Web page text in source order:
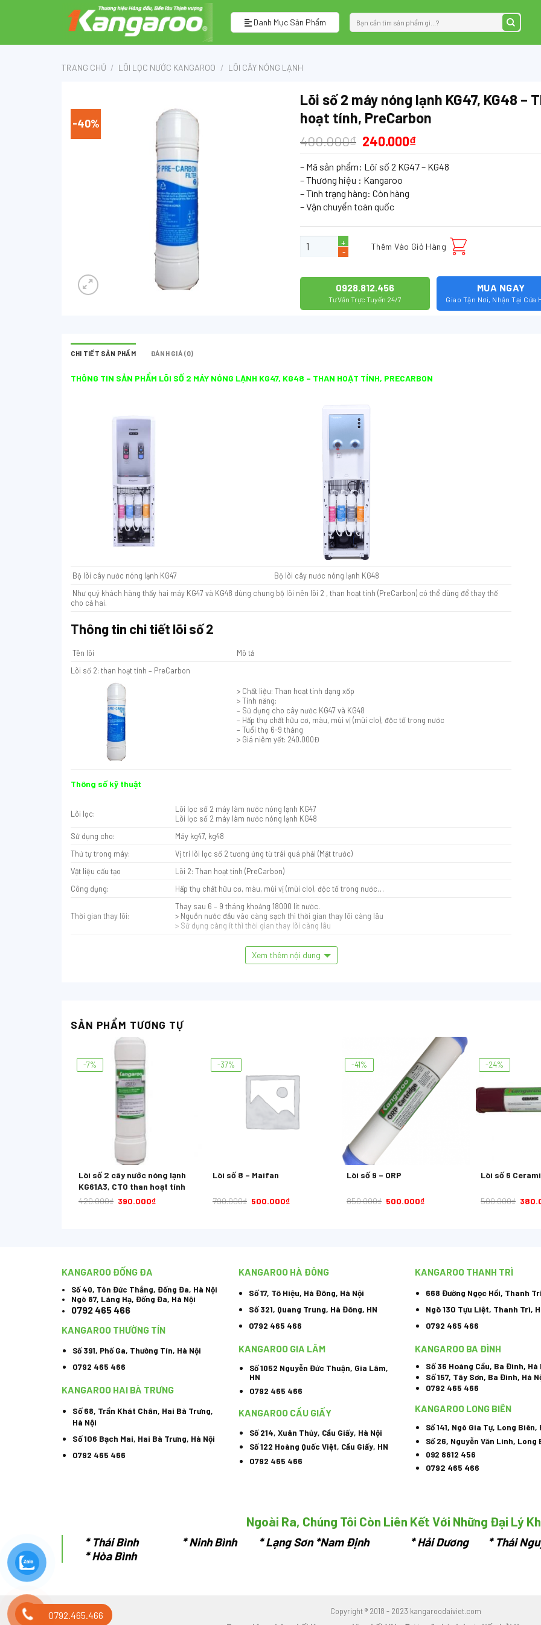
Danh Mục Sản Phẩm
kiếm:
TRANG CHỦ / LÕI LỌC NƯỚC KANGAROO / LÕI CÂY NÓNG LẠNH
-40%
Lõi số 2 máy nóng lạnh KG47, KG48 –
hoạt tính, PreCarbon
400.000₫ 240.000₫
– Mã sản phẩm: Lõi số 2 KG47 – KG48
– Thương hiệu : Kangaroo
– Tình trạng hàng: Còn hàng
– Vận chuyển toàn quốc
Lõi số 2 máy nóng lạnh KG47, KG48 - Than hoạt tính, PreCarbon số
Thêm Vào Giỏ Hàng
0928.812.456
Tư Vấn Trực Tuyến 24/7
MUA NGAY
Giao Tận Nơi, Nhận Tại Cửa
CHI TIẾT SẢN PHẨM ĐÁNH GIÁ (0)
THÔNG TIN SẢN PHẨM LÕI SỐ 2 MÁY NÓNG LẠNH KG47, KG48 – THAN HOẠT TÍNH, PRECARBON
Bộ lõi cây nước nóng lạnh KG47
Bộ lõi cây nước nóng lạnh KG48
Như quý khách hàng thấy hai máy KG47 và KG48 dùng chung bộ lõi nên lõi 2 , than hoạt tính (PreCarbon) có thể dùng để thay thế
cho cả hai.
Thông tin chi tiết lõi số 2
Tên lõi
Mô tả
Lõi số 2: than hoạt tính – PreCarbon
> Chất liệu: Than hoạt tính dạng xốp
> Tính năng:
– Sử dụng cho cây nước KG47 và KG48
– Hấp thụ chất hữu cơ, màu, mùi vị (mùi clo), độc tố trong nước
– Tuổi thọ 6-9 tháng
> Giá niêm yết: 240.000Đ
Thông số kỹ thuật
Lõi lọc:
Lõi lọc số 2 máy làm nước nóng lạnh KG47
Lõi lọc số 2 máy làm nước nóng lạnh KG48
Sử dụng cho:
Máy kg47, kg48
Thứ tự trong máy:
Vị trí lõi lọc số 2 tương ứng từ trái quá phải (Mặt trước)
Vật liệu cấu tạo
Lõi 2: Than hoạt tính (PreCarbon)
Công dụng:
Hấp thụ chất hữu cơ, màu, mùi vị (mùi clo), độc tố trong nước…
Thời gian thay lõi:
Thay sau 6 – 9 tháng khoảng 18000 lít nước.
> Nguồn nước đầu vào càng sạch thì thời gian thay lõi càng lâu
> Sử dụng càng ít thì thời gian thay lõi càng lâu
Xem thêm nội dung
SẢN PHẨM TƯƠNG TỰ
-7%
Lõi số 2 cây nước nóng lạnh
KG61A3, CTO than hoạt tính
420.000₫ 390.000₫
-37%
Lõi số 8 – Maifan
790.000₫ 500.000₫
-41%
Lõi số 9 – ORP
850.000₫ 500.000₫
-24%
Lõi số 6
500.000₫
KANGAROO ĐỐNG ĐA
Số 40, Tôn Đức Thắng, Đống Đa, Hà Nội
Ngõ 87, Láng Hạ, Đống Đa, Hà Nội
0792 465 466
KANGAROO THƯỜNG TÍN
Số 391, Phố Ga, Thường Tín, Hà Nội
0792 465 466
KANGAROO HAI BÀ TRƯNG
Số 68, Trần Khát Chân, Hai Bà Trưng,
Hà Nội
Số 106 Bạch Mai, Hai Bà Trưng, Hà Nội
0792 465 466
KANGAROO HÀ ĐÔNG
Số 17, Tô Hiệu, Hà Đông, Hà Nội
Số 321, Quang Trung, Hà Đông, HN
0792 465 466
KANGAROO GIA LÂM
Số 1052 Nguyễn Đức Thuận, Gia Lâm,
HN
0792 465 466
KANGAROO CẦU GIẤY
Số 214, Xuân Thủy, Cầu Giấy, Hà Nội
Số 122 Hoàng Quốc Việt, Cầu Giấy, HN
0792 465 466
KANGAROO THANH TRÌ
668 Đường Ngọc Hồi, Thanh
Ngõ 130 Tựu Liệt, Thanh Trì,
0792 465 466
KANGAROO BA ĐÌNH
Số 36 Hoàng Cầu, Ba Đình, Hà
Số 157, Tây Sơn, Ba Đình, Hà
0792 465 466
KANGAROO LONG BIÊN
Số 141, Ngô Gia Tự, Long Biên,
Số 26, Nguyễn Văn Linh, Long
092 8812 456
0792 465 466
Ngoài Ra, Chúng Tôi Còn Liên Kết Với Những Đại Lý
*Thái Bình * Ninh Bình * Lạng Sơn *Nam Định * Hải Dương * Thái
* Hòa Bình
Copyright ® 2018 - 2023 kangaroodaiviet.com
0792.465.466